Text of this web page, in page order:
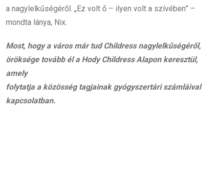
a nagylelkűségéről. „Ez volt ő – ilyen volt a szívében” –
mondta lánya, Nix.
Most, hogy a város már tud Childress nagylelkűségéről,
öröksége tovább él a Hody Childress Alapon keresztül,
amely
folytatja a közösség tagjainak gyógyszertári számláival
kapcsolatban.